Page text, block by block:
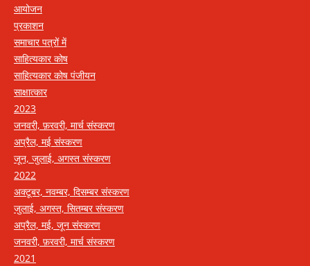
आयोजन
प्रकाशन
समाचार पत्रों में
साहित्यकार कोष
साहित्यकार कोष पंजीयन
साक्षात्कार
2023
जनवरी, फ़रवरी, मार्च संस्करण
अप्रैल, मई संस्करण
जून, जुलाई, अगस्त संस्करण
2022
अक्टूबर, नवम्बर, दिसम्बर संस्करण
जुलाई, अगस्त, सितम्बर संस्करण
अप्रैल, मई, जून संस्करण
जनवरी, फ़रवरी, मार्च संस्करण
2021